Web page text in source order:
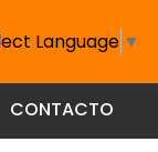
Language ▼
CONTACTO